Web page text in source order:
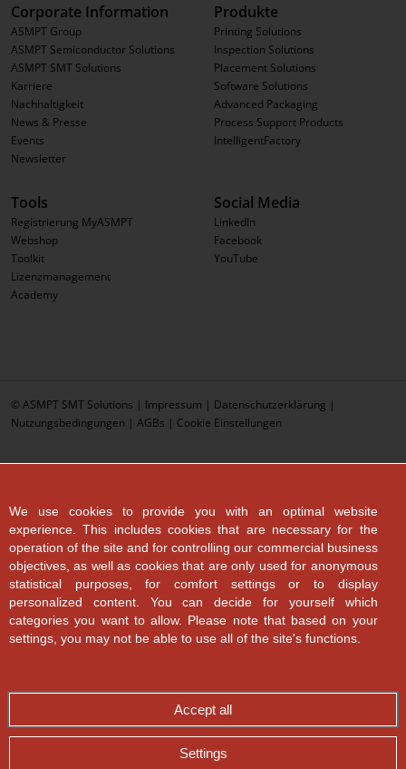
Corporate Information
ASMPT Group
ASMPT Semiconductor Solutions
ASMPT SMT Solutions
Karriere
Nachhaltigkeit
News & Presse
Events
Newsletter
Produkte
Printing Solutions
Inspection Solutions
Placement Solutions
Software Solutions
Advanced Packaging
Process Support Products
IntelligentFactory
Tools
Registrierung MyASMPT
Webshop
Toolkit
Lizenzmanagement
Academy
Social Media
LinkedIn
Facebook
YouTube
© ASMPT SMT Solutions | Impressum | Datenschutzerklärung |
Nutzungsbedingungen | AGBs | Cookie Einstellungen
We use cookies to provide you with an optimal website
experience. This includes cookies that are necessary for the
operation of the site and for controlling our commercial business
objectives, as well as cookies that are only used for anonymous
statistical purposes, for comfort settings or to display
personalized content. You can decide for yourself which
categories you want to allow. Please note that based on your
settings, you may not be able to use all of the site's functions.
Accept all
Settings